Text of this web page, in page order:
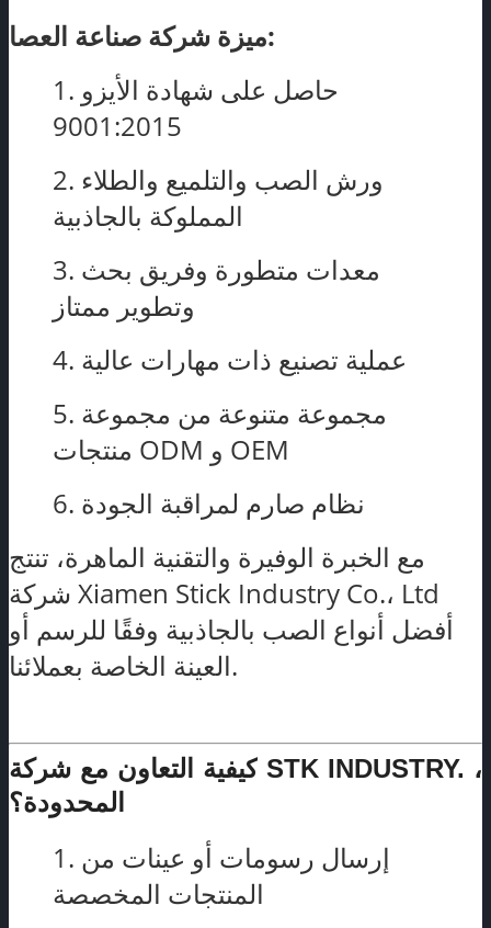
ميزة شركة صناعة العصا:
1. حاصل على شهادة الأيزو
9001:2015
2. ورش الصب والتلميع والطلاء
المملوكة بالجاذبية
3. معدات متطورة وفريق بحث
وتطوير ممتاز
4. عملية تصنيع ذات مهارات عالية
5. مجموعة متنوعة من مجموعة
منتجات ODM و OEM
6. نظام صارم لمراقبة الجودة
مع الخبرة الوفيرة والتقنية الماهرة، تنتج
شركة Xiamen Stick Industry Co.، Ltd
أفضل أنواع الصب بالجاذبية وفقًا للرسم أو
العينة الخاصة بعملائنا.
كيفية التعاون مع شركة STK INDUSTRY. ،
المحدودة؟
1. إرسال رسومات أو عينات من
المنتجات المخصصة